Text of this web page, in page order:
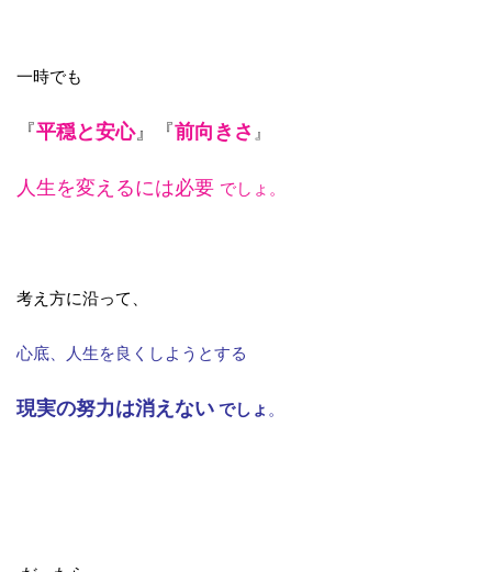
一時でも
『平穏と安心』『前向きさ 』
人生を変えるには必要 でしょ。
考え方に沿って、
心底、人生を良くしようとする
現実の努力は消えない でしょ 。